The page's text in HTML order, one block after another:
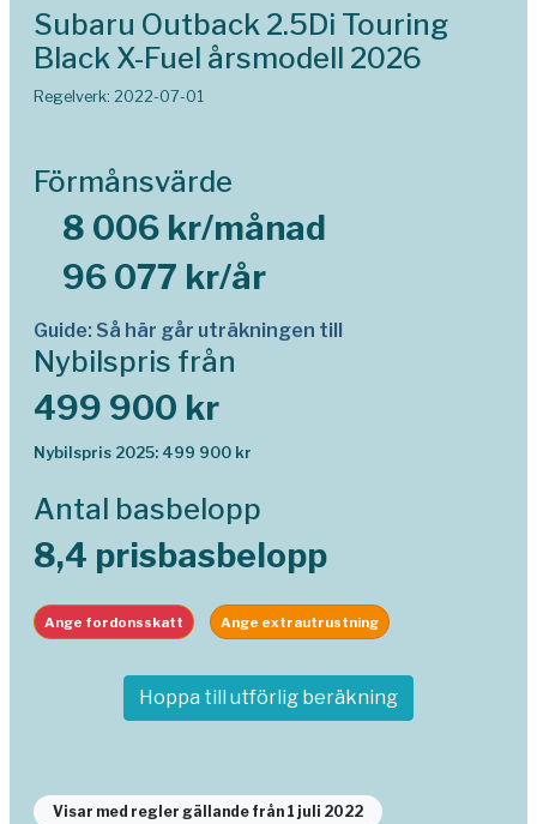
Subaru Outback 2.5Di Touring
Black X-Fuel årsmodell 2026
Regelverk: 2022-07-01
Förmånsvärde
8 006 kr/månad
96 077 kr/år
Guide: Så här går uträkningen till
Nybilspris från
499 900 kr
Nybilspris 2025: 499 900 kr
Antal basbelopp
8,4 prisbasbelopp
Ange fordonsskatt Ange extrautrustning
Hoppa till utförlig beräkning
Visar med regler gällande från 1 juli 2022